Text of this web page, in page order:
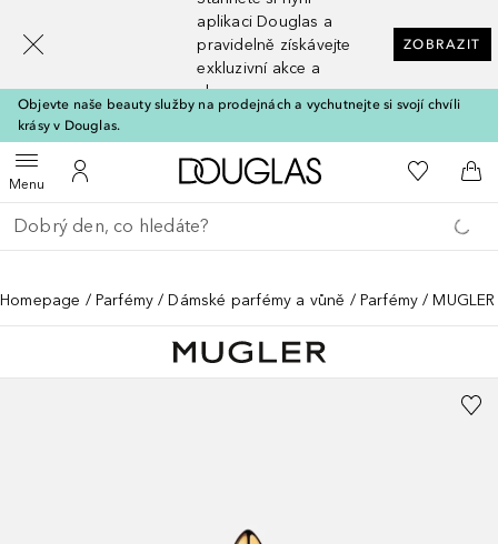
aplikaci Douglas a
pravidelně získávejte
exkluzivní akce a
slevy
ZOBRAZIT
Objevte naše beauty služby na prodejnách a vychutnejte si svojí chvíli
krásy v Douglas.
MenuOtevřít menuK mému účtu
Domů K mému
Do
Vraťte se
Proveďte vyhledávání
Homepage Parfémy Dámské parfémy a vůně Parfémy
[navigation.slideout.screenreader]